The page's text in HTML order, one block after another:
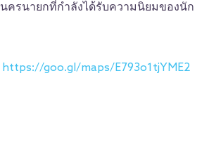
ครนายกที่กำลังได้รับความนิยมของนัก
https://goo.gl/maps/E793o1tjYME2